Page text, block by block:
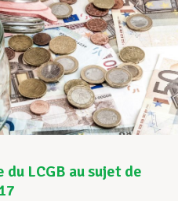
LCGB au sujet de